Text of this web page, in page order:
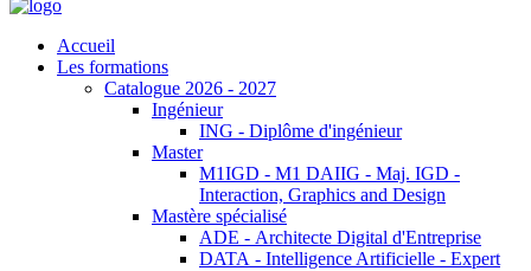
Accueil
Les formations
Catalogue 2026 - 2027
Ingénieur
ING - Diplôme d'ingénieur
Master
M1IGD - M1 DAIIG - Maj. IGD -
Interaction, Graphics and Design
Mastère spécialisé
ADE - Architecte Digital d'Entreprise
DATA - Intelligence Artificielle - Expert